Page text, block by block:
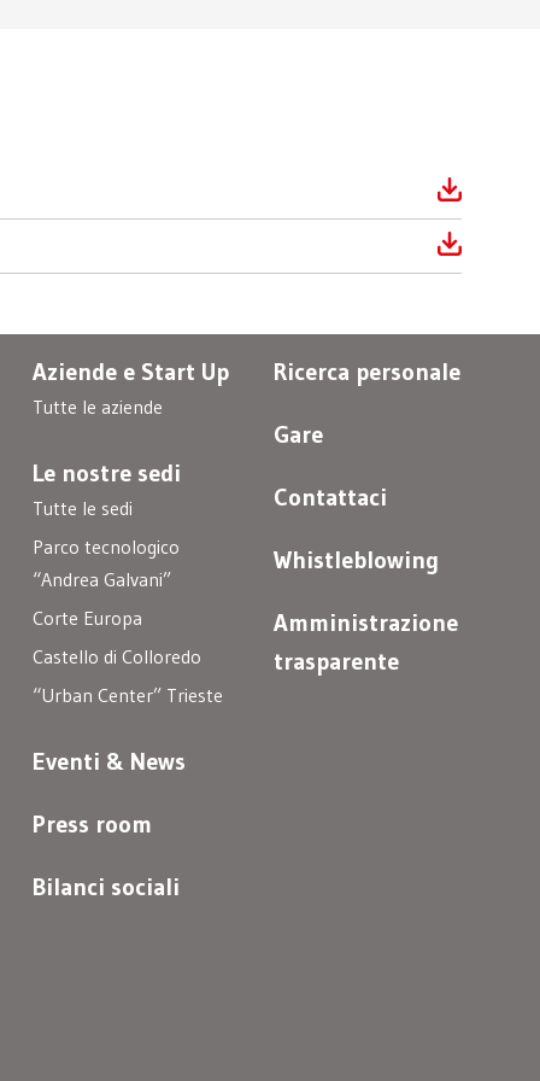
Aziende e Start Up
Tutte le aziende
Le nostre sedi
Tutte le sedi
Parco tecnologico
“Andrea Galvani”
Corte Europa
Castello di Colloredo
“Urban Center” Trieste
Eventi & News
Press room
Bilanci sociali
Ricerca personale
Gare
Contattaci
Whistleblowing
Amministrazione
trasparente